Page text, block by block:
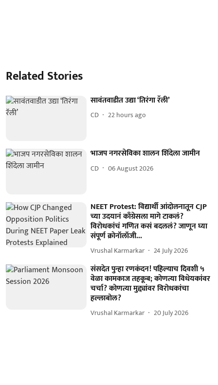
Related Stories
सावंतवाडीत उद्या ‘तिरंगा रॅली’
CD 22 hours ago
भाजप नगरसेविका शालन शिंदेला जामीन
CD 06 August 2026
NEET Protest: विद्यार्थी आंदोलनातून CJP
च्या उदयानं काँग्रेसला मागे टाकलं?
विरोधकांचं गणित कसं बदललं? जाणून घ्या
संपूर्ण क्रोनॉलॉजी...
Vrushal Karmarkar 24 July 2026
संसदेत पुन्हा रणकंदन! पहिल्याच दिवशी ५
वेळा कामकाज तहकूब; कोणत्या विधेयकांवर
चर्चा? कोणत्या मुद्द्यांवर विरोधकांचा
हल्लाबोल?
Vrushal Karmarkar 20 July 2026